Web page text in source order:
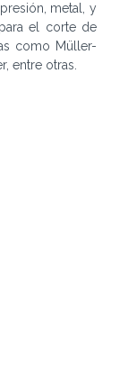
metal, y
el corte de
como Müller-
entre otras.